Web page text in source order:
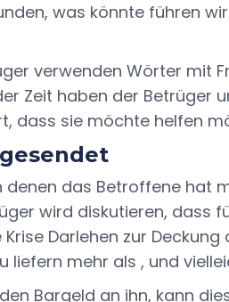
was könnte führen
verwenden Wörter mit
Zeit haben der Betrüger
dass sie möchte helfen
denen das Betroffene hat
wird diskutieren, dass
Darlehen zur
liefern mehr als , und
Bargeld an ihn, kann